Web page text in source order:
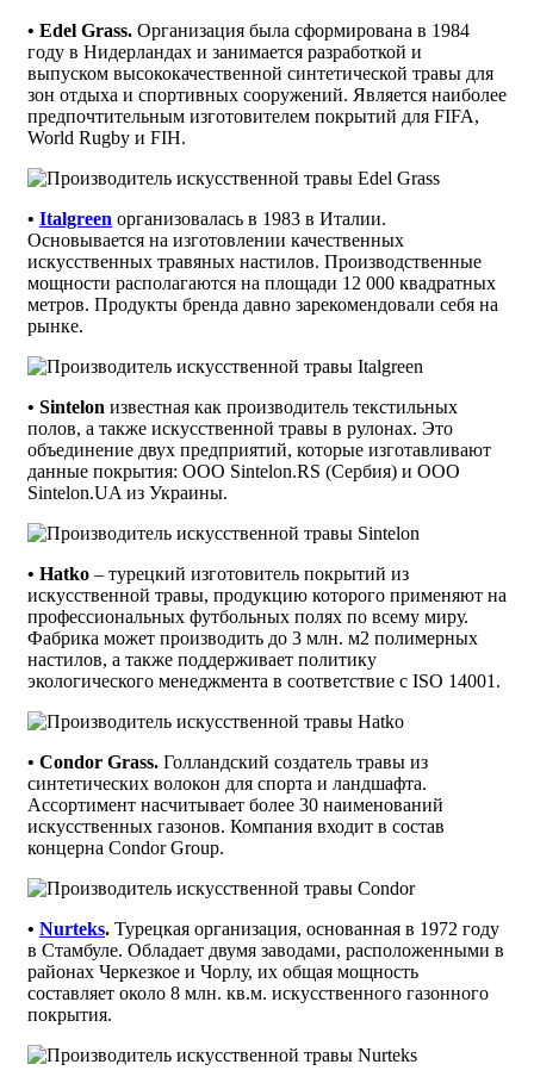
• Edel Grass. Организация была сформирована в 1984
году в Нидерландах и занимается разработкой и
выпуском высококачественной синтетической травы для
зон отдыха и спортивных сооружений. Является наиболее
предпочтительным изготовителем покрытий для FIFA,
World Rugby и FIH.
• Italgreen организовалась в 1983 в Италии.
Основывается на изготовлении качественных
искусственных травяных настилов. Производственные
мощности располагаются на площади 12 000 квадратных
метров. Продукты бренда давно зарекомендовали себя на
рынке.
• Sintelon известная как производитель текстильных
полов, а также искусственной травы в рулонах. Это
объединение двух предприятий, которые изготавливают
данные покрытия: ООО Sintelon.RS (Сербия) и ООО
Sintelon.UA из Украины.
• Hatko – турецкий изготовитель покрытий из
искусственной травы, продукцию которого применяют на
профессиональных футбольных полях по всему миру.
Фабрика может производить до 3 млн. м2 полимерных
настилов, а также поддерживает политику
экологического менеджмента в соответствие с ISO 14001.
• Condor Grass. Голландский создатель травы из
синтетических волокон для спорта и ландшафта.
Ассортимент насчитывает более 30 наименований
искусственных газонов. Компания входит в состав
концерна Condor Group.
• Nurteks. Турецкая организация, основанная в 1972 году
в Стамбуле. Обладает двумя заводами, расположенными в
районах Черкезкое и Чорлу, их общая мощность
составляет около 8 млн. кв.м. искусственного газонного
покрытия.